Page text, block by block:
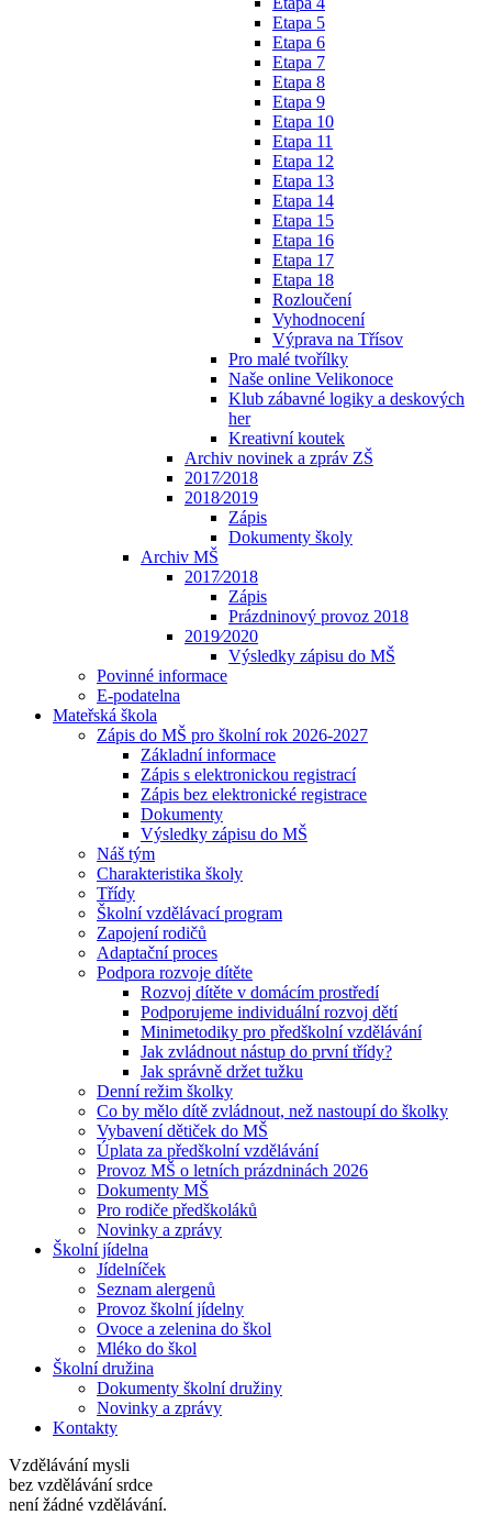
Etapa 5
Etapa 6
Etapa 7
Etapa 8
Etapa 9
Etapa 10
Etapa 11
Etapa 12
Etapa 13
Etapa 14
Etapa 15
Etapa 16
Etapa 17
Etapa 18
Rozloučení
Vyhodnocení
Výprava na Třísov
Pro malé tvořílky
Naše online Velikonoce
Klub zábavné logiky a deskových
her
Kreativní koutek
Archiv novinek a zpráv ZŠ
2017⁄2018
2018⁄2019
Zápis
Dokumenty školy
Archiv MŠ
2017⁄2018
Zápis
Prázdninový provoz 2018
2019⁄2020
Výsledky zápisu do MŠ
Povinné informace
E-podatelna
Mateřská škola
Zápis do MŠ pro školní rok 2026-2027
Základní informace
Zápis s elektronickou registrací
Zápis bez elektronické registrace
Dokumenty
Výsledky zápisu do MŠ
Náš tým
Charakteristika školy
Třídy
Školní vzdělávací program
Zapojení rodičů
Adaptační proces
Podpora rozvoje dítěte
Rozvoj dítěte v domácím prostředí
Podporujeme individuální rozvoj dětí
Minimetodiky pro předškolní vzdělávání
Jak zvládnout nástup do první třídy?
Jak správně držet tužku
Denní režim školky
Co by mělo dítě zvládnout, než nastoupí do školky
Vybavení dětiček do MŠ
Úplata za předškolní vzdělávání
Provoz MŠ o letních prázdninách 2026
Dokumenty MŠ
Pro rodiče předškoláků
Novinky a zprávy
Školní jídelna
Jídelníček
Seznam alergenů
Provoz školní jídelny
Ovoce a zelenina do škol
Mléko do škol
Školní družina
Dokumenty školní družiny
Novinky a zprávy
Kontakty
Vzdělávání mysli
bez vzdělávání srdce
není žádné vzdělávání.